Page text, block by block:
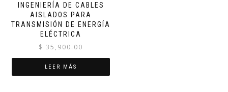
INGENIERÍA DE CABLES
AISLADOS PARA
TRANSMISIÓN DE ENERGÍA
ELÉCTRICA
$ 35,900.00
LEER MÁS